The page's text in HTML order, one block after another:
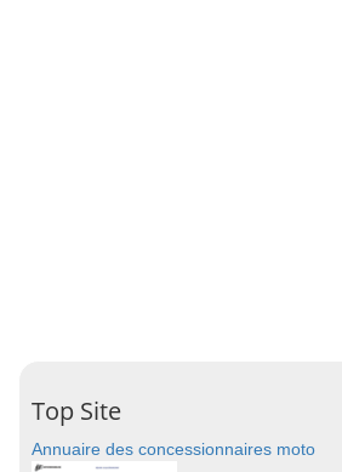
Top Site
Annuaire des concessionnaires moto